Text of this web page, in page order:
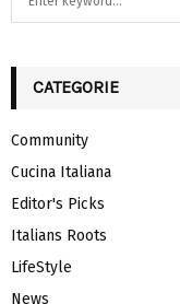
h
o
r
:
CATEGORIE
Community
Cucina Italiana
Editor's Picks
Italians Roots
LifeStyle
News